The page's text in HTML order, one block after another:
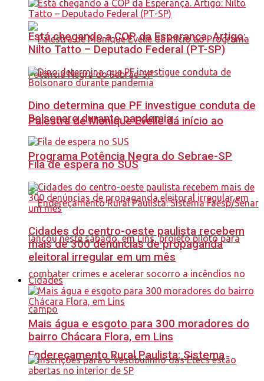
Palestra de Monique Evelle dá início ao
Programa Potência Negra do Sebrae-SP
Endereçamento Rural Paulista: Sistema
Está chegando a COP da Esperança. Artigo:
Nilto Tatto – Deputado Federal (PT-SP)
Dino determina que PF investigue conduta de
Bolsonaro durante pandemia
Fila de espera no SUS
Cidades do centro-oeste paulista recebem
mais de 300 denúncias de propaganda
eleitoral irregular em um mês
Cidades
Mais água e esgoto para 300 moradores do
bairro Chácara Flora, em Lins